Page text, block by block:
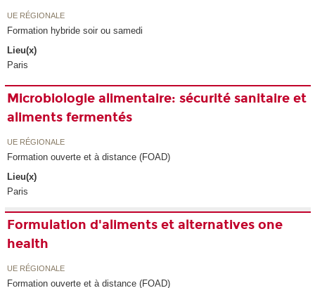
UE RÉGIONALE
Formation hybride soir ou samedi
Lieu(x)
Paris
Microbiologie alimentaire: sécurité sanitaire et
aliments fermentés
UE RÉGIONALE
Formation ouverte et à distance (FOAD)
Lieu(x)
Paris
Formulation d'aliments et alternatives one
health
UE RÉGIONALE
Formation ouverte et à distance (FOAD)